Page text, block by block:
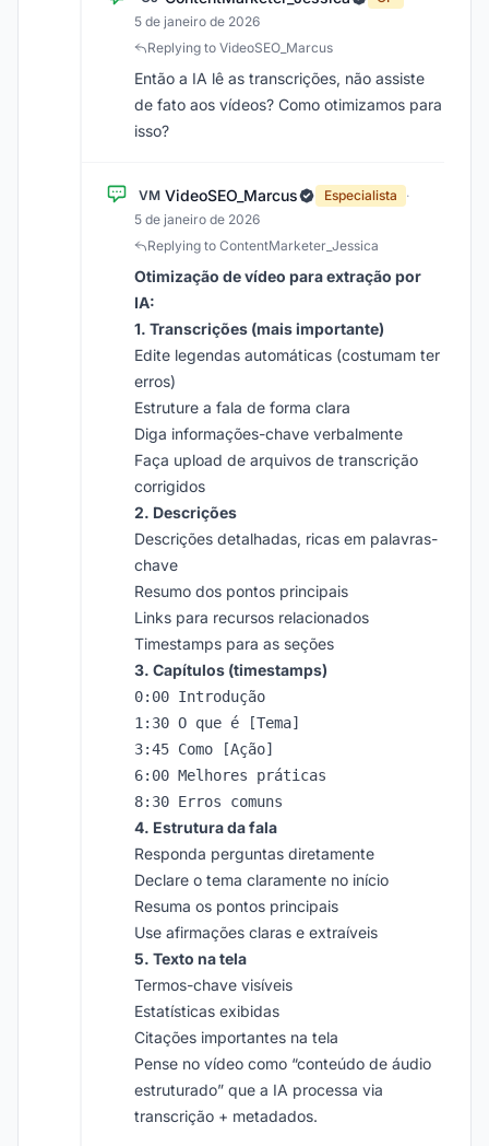
5 de janeiro de 2026
Replying to VideoSEO_Marcus
Então a IA lê as transcrições, não assiste
de fato aos vídeos? Como otimizamos para
isso?
VM VideoSEO_Marcus Especialista
·
5 de janeiro de 2026
Replying to ContentMarketer_Jessica
Otimização de vídeo para extração por
IA:
1. Transcrições (mais importante)
Edite legendas automáticas (costumam ter
erros)
Estruture a fala de forma clara
Diga informações-chave verbalmente
Faça upload de arquivos de transcrição
corrigidos
2. Descrições
Descrições detalhadas, ricas em palavras-
chave
Resumo dos pontos principais
Links para recursos relacionados
Timestamps para as seções
3. Capítulos (timestamps)
0:00 Introdução
1:30 O que é [Tema]
3:45 Como [Ação]
6:00 Melhores práticas
4. Estrutura da fala
Responda perguntas diretamente
Declare o tema claramente no início
Resuma os pontos principais
Use afirmações claras e extraíveis
5. Texto na tela
Termos-chave visíveis
Estatísticas exibidas
Citações importantes na tela
Pense no vídeo como “conteúdo de áudio
estruturado” que a IA processa via
transcrição + metadados.